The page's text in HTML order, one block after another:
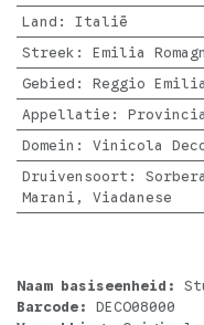
Land : Italië
Streek : Emilia
Gebied : Reggio Emilia
Appellatie :
Domein : Vinicola
Druivensoort :
Marani, Viadanese
Naam basiseenheid:
Barcode: DECO08000